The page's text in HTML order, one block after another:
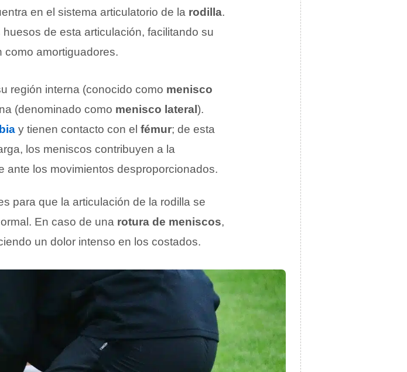
en el sistema articulatorio de la rodilla.
de esta articulación, facilitando su
como amortiguadores.
región interna (conocido como menisco
(denominado como menisco lateral ).
y tienen contacto con el fémur; de esta
los meniscos contribuyen a la
ante los movimientos desproporcionados.
para que la articulación de la rodilla se
En caso de una rotura de meniscos,
un dolor intenso en los costados.